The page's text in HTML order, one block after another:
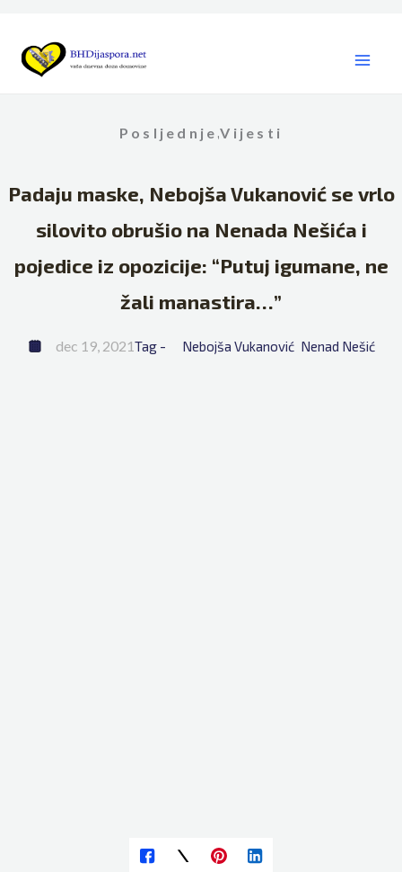
content
Posljednje ,Vijesti
Padaju maske, Nebojša Vukanović se vrlo
silovito obrušio na Nenada Nešića i
pojedice iz opozicije: “Putuj igumane, ne
žali manastira…”
dec 19, 2021Tag - Nebojša Vukanović Nenad Nešić